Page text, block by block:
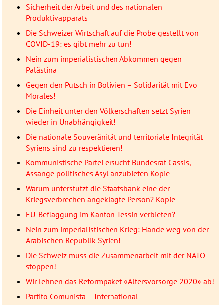
Sicherheit der Arbeit und des nationalen
Produktivapparats
Die Schweizer Wirtschaft auf die Probe gestellt von
COVID-19: es gibt mehr zu tun!
Nein zum imperialistischen Abkommen gegen
Palästina
Gegen den Putsch in Bolivien – Solidarität mit Evo
Morales!
Die Einheit unter den Völkerschaften setzt Syrien
wieder in Unabhängigkeit!
Die nationale Souveränität und territoriale Integrität
Syriens sind zu respektieren!
Kommunistische Partei ersucht Bundesrat Cassis,
Assange politisches Asyl anzubieten Kopie
Warum unterstützt die Staatsbank eine der
Kriegsverbrechen angeklagte Person? Kopie
EU-Beflaggung im Kanton Tessin verbieten?
Nein zum imperialistischen Krieg: Hände weg von der
Arabischen Republik Syrien!
Die Schweiz muss die Zusammenarbeit mit der NATO
stoppen!
Wir lehnen das Reformpaket «Altersvorsorge 2020» ab!
Partito Comunista – International